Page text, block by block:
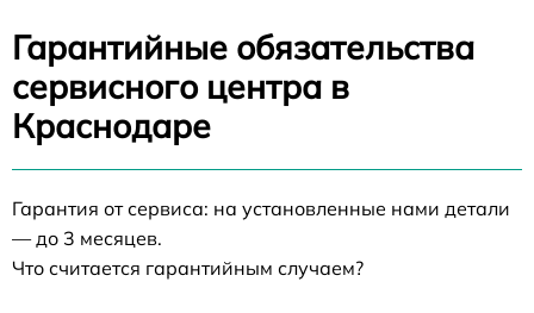
Гарантийные обязательства
сервисного центра в
Краснодаре
Гарантия от сервиса: на установленные нами детали
— до 3 месяцев.
Что считается гарантийным случаем?